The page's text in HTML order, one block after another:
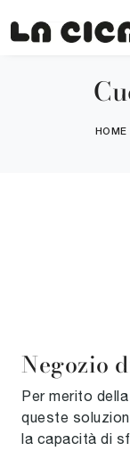
HOME
Negozio
Per merito
queste
la capacità di